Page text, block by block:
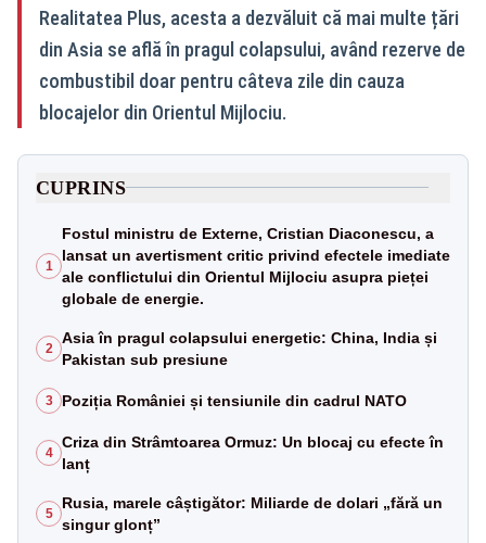
Realitatea Plus, acesta a dezvăluit că mai multe țări
din Asia se află în pragul colapsului, având rezerve de
combustibil doar pentru câteva zile din cauza
blocajelor din Orientul Mijlociu.
CUPRINS
1
Fostul ministru de Externe, Cristian Diaconescu, a
lansat un avertisment critic privind efectele imediate
ale conflictului din Orientul Mijlociu asupra pieței
globale de energie.
2
Asia în pragul colapsului energetic: China, India și
Pakistan sub presiune
3 Poziția României și tensiunile din cadrul NATO
4
Criza din Strâmtoarea Ormuz: Un blocaj cu efecte în
lanț
5
Rusia, marele câștigător: Miliarde de dolari „fără un
singur glonț”